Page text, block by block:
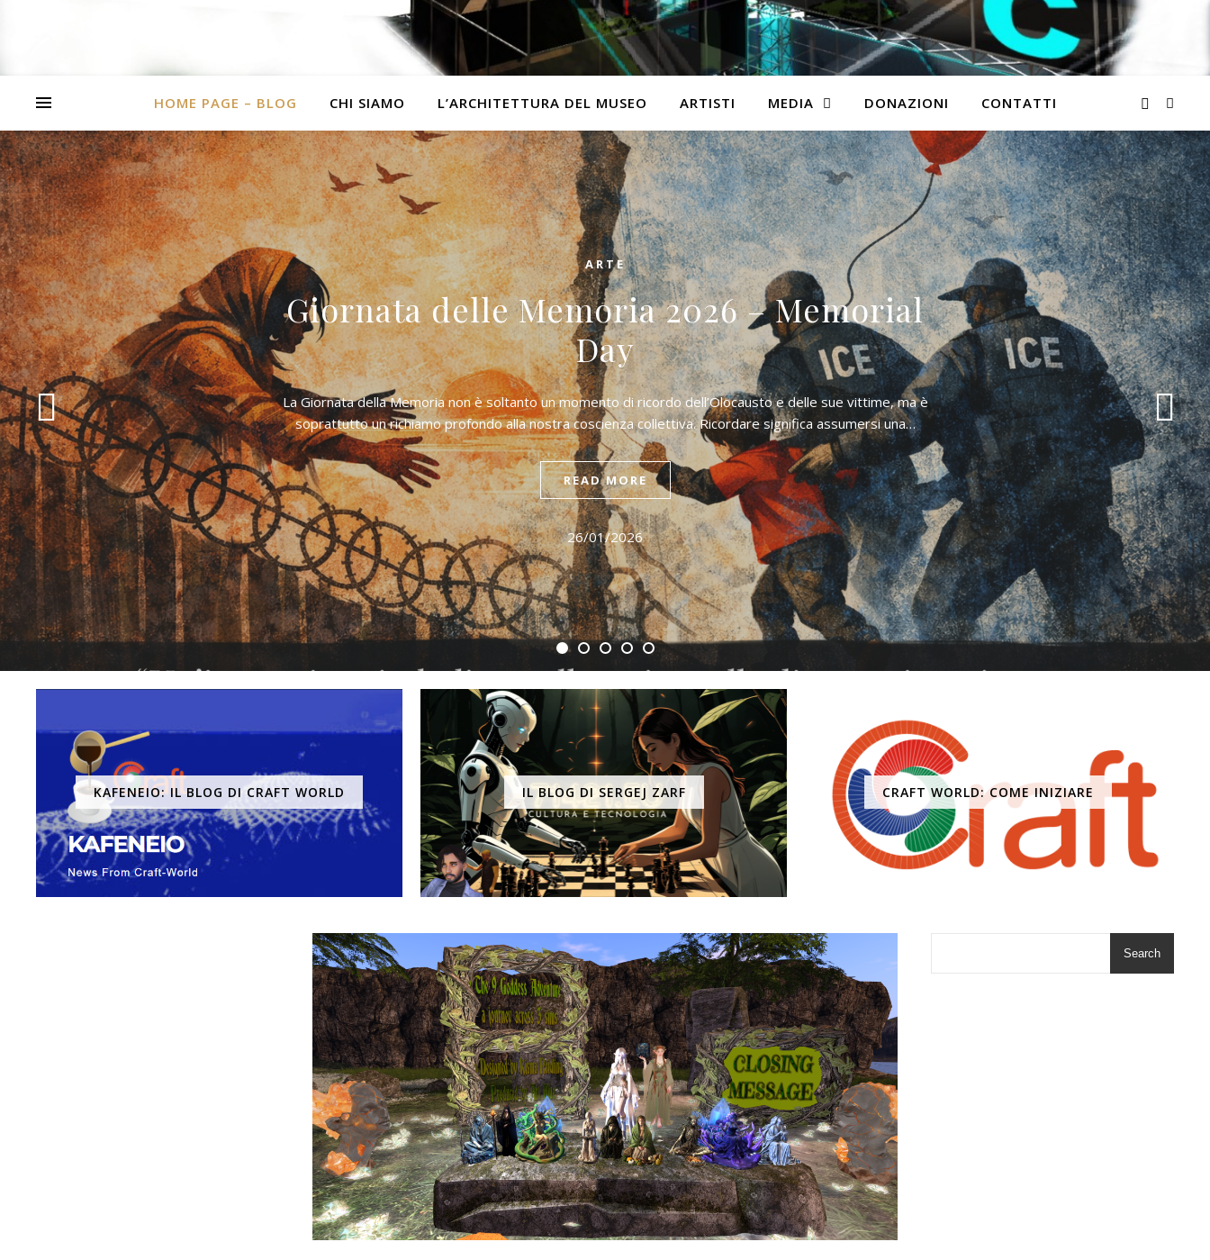
HOME PAGE – BLOG CHI SIAMO L’ARCHITETTURA DEL MUSEO ARTISTI MEDIA DONAZIONI CONTATTI
ARTE
Giornata delle Memoria 2026 – Memorial
Day
La Giornata della Memoria non è soltanto un momento di ricordo dell’Olocausto e delle sue vittime, ma è
soprattutto un richiamo profondo alla nostra coscienza collettiva. Ricordare significa assumersi una…
READ MORE
26/01/2026
KAFENEIO: IL BLOG DI CRAFT WORLD IL BLOG DI SERGEJ ZARF CRAFT WORLD: COME INIZIARE
Search